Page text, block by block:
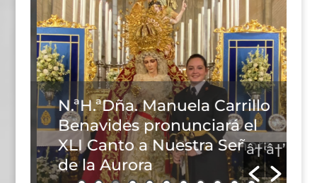
N.ªH.ªDña. Manuela Carrillo
Benavides pronunciará el
XLI Canto a Nuestra Señora
de la Aurora